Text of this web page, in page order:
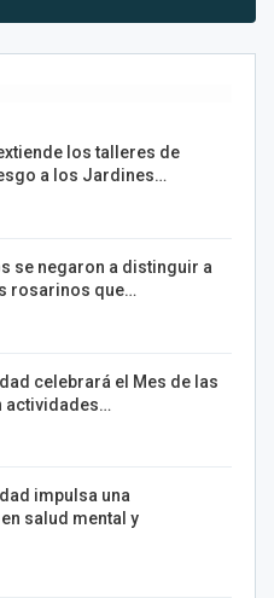
los talleres de
a los Jardines…
se negaron a distinguir a
rosarinos que…
celebrará el Mes de las
actividades…
impulsa una
salud mental y